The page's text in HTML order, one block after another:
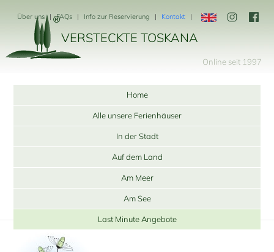
VERSTECKTE TOSKANA
Über uns FAQs Info zur Reservierung Kontakt
Online seit 1997
Home
Alle unsere Ferienhäuser
In der Stadt
Auf dem Land
Am Meer
Am See
Last Minute Angebote